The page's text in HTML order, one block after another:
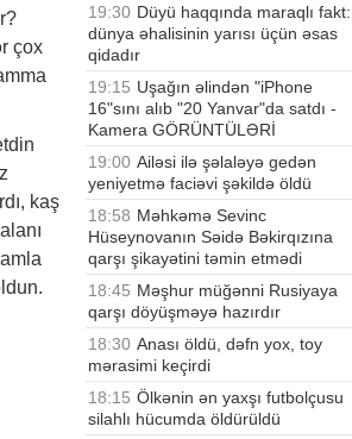
çox
kaş
19:30 Düyü haqqında maraqlı fakt:
dünya əhalisinin yarısı üçün əsas
qidadır
19:15 Uşağın əlindən "iPhone
16"sını alıb "20 Yanvar"da satdı -
Kamera GÖRÜNTÜLƏRİ
19:00 Ailəsi ilə şəlaləyə gedən
yeniyetmə faciəvi şəkildə öldü
18:58 Məhkəmə Sevinc
Hüseynovanın Səidə Bəkirqızına
qarşı şikayətini təmin etmədi
18:45 Məşhur müğənni Rusiyaya
qarşı döyüşməyə hazırdır
18:30 Anası öldü, dəfn yox, toy
mərasimi keçirdi
18:15 Ölkənin ən yaxşı futbolçusu
silahlı hücumda öldürüldü